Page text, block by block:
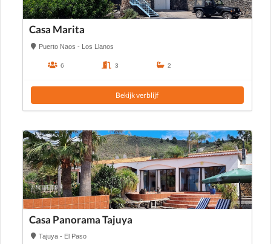
Casa Marita
Puerto Naos - Los Llanos
6 3 2
Bekijk verblijf
Casa Panorama Tajuya
Tajuya - El Paso